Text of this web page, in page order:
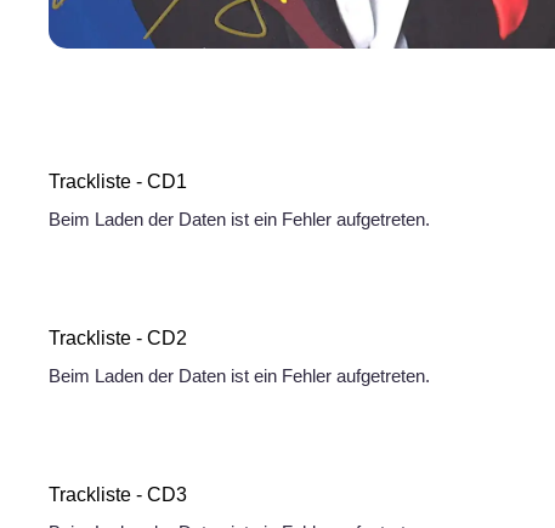
Trackliste - CD1
Beim Laden der Daten ist ein Fehler aufgetreten.
Trackliste - CD2
Beim Laden der Daten ist ein Fehler aufgetreten.
Trackliste - CD3